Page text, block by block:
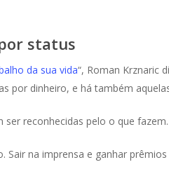
status
da sua vida“, Roman Krznaric
por dinheiro, e há também
ser reconhecidas pelo o que fazem.
Sair na imprensa e ganhar